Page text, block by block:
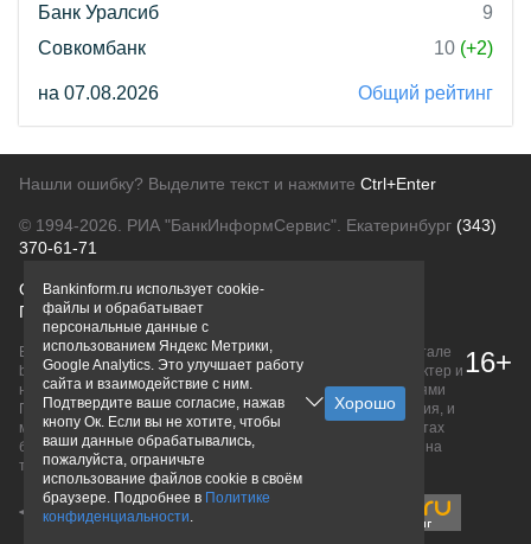
Банк Уралсиб
9
Совкомбанк
10 (+2)
на 07.08.2026 Общий рейтинг
Нашли ошибку? Выделите текст и нажмите Ctrl+Enter
© 1994-2026. РИА "БанкИнформСервис". Екатеринбург (343)
370-61-71
О проектеПолитика конфиденциальности
Правовая информацияДля рекламодателей
Вся информация о продуктах банков, размещенная на портале
bankinform.ru, носит исключительно ознакомительный характер и
не является публичной офертой, определяемой положениями
ГК РФ. Информация не содержит точного и полного описания, и
может быть изменена. Конечные условия уточняйте на сайтах
банков или при личном обращении. Исключительное право на
товарные знаки принадлежит их правообладателям.
16+
Bankinform.ru использует cookie-
файлы и обрабатывает
персональные данные с
использованием Яндекс Метрики,
Google Analytics. Это улучшает работу
сайта и взаимодействие с ним.
Подтвердите ваше согласие, нажав
кнопу Ок. Если вы не хотите, чтобы
ваши данные обрабатывались,
пожалуйста, ограничьте
использование файлов cookie в своём
браузере. Подробнее в Политике
конфиденциальности.